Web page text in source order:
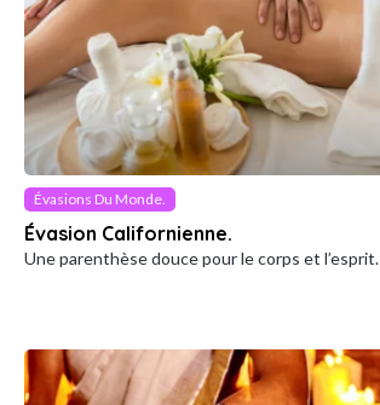
Évasions Du Monde.
Évasion Californienne.
Une parenthèse douce pour le corps et l’esprit.